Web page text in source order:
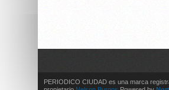
PERIODICO CIUDAD es una marca